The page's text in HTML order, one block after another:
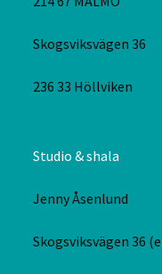
Skogsviksvägen 36
236 33 Höllviken
Studio & shala
Jenny Åsenlund
Skogsviksvägen 36